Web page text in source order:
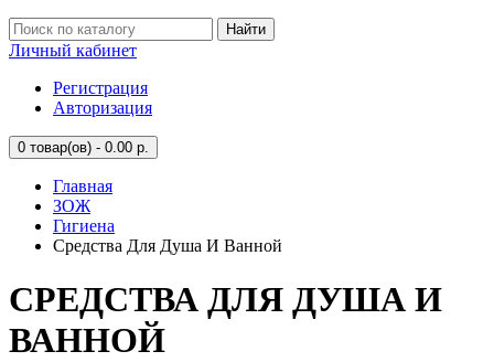
Найти
Личный кабинет
Регистрация
Авторизация
0 товар(ов) - 0.00 р.
Главная
ЗОЖ
Гигиена
Средства Для Душа И Ванной
СРЕДСТВА ДЛЯ ДУША И
ВАННОЙ